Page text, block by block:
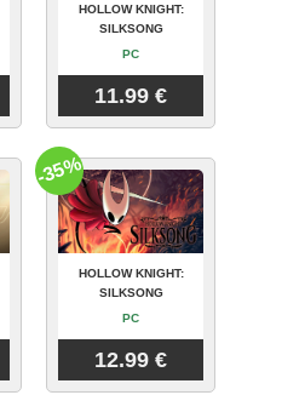
HOLLOW KNIGHT:
SILKSONG
PC
11.99 €
HOLLOW KNIGHT:
SILKSONG
PC
12.99 €
-35%